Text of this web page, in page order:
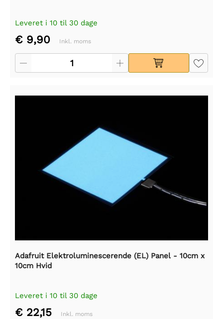
Leveret i 10 til 30 dage
€ 9,90 Inkl. moms
Adafruit Elektroluminescerende (EL) Panel - 10cm x
10cm Hvid
Leveret i 10 til 30 dage
€ 22,15 Inkl. moms